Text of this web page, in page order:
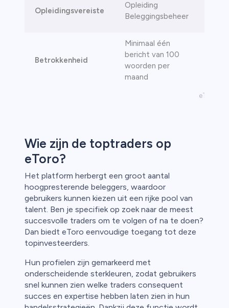
eToro
Opleidingsvereiste
Opleiding
Beleggingsbeheer
Betrokkenheid
Minimaal één
bericht van 100
woorden per
maand
Wie zijn de toptraders op
eToro?
Het platform herbergt een groot aantal
hoogpresterende beleggers, waardoor
gebruikers kunnen kiezen uit een rijke pool van
talent. Ben je specifiek op zoek naar de meest
succesvolle traders om te volgen of na te doen?
Dan biedt eToro eenvoudige toegang tot deze
topinvesteerders.
Hun profielen zijn gemarkeerd met
onderscheidende sterkleuren, zodat gebruikers
snel kunnen zien welke traders consequent
succes en expertise hebben laten zien in hun